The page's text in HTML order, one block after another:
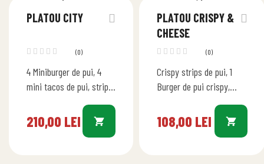
PLATOU CITY
(0)
4 Miniburger de pui, 4
mini tacos de pui, strips
casă, salată coleslow,
sos Ceddar…
210,00 LEI
PLATOU CRISPY &
CHEESE
(0)
Crispy strips de pui, 1
Burger de pui crispy,
bulete de cașcaval,
cartofi prăjiți de casă…
108,00 LEI